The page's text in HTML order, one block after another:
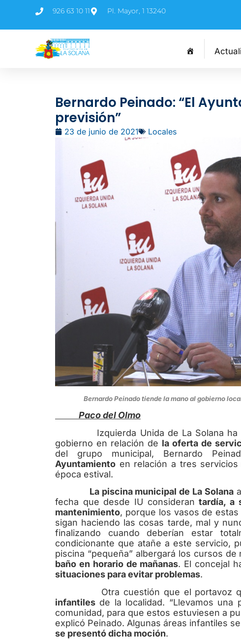
926 63 10 11 Pl. Mayor, 1 13240
Bernardo Peinado: “El
previsión”
23 de junio de 2021 Locales
Bernardo Peinado tiende la mano al gobierno
Paco del Olmo
Izquierda Unida de La Solana ha
gobierno en relación de la oferta de
del grupo municipal, Bernardo
Ayuntamiento en relación a tres
época estival.
La piscina municipal de La Solana
fecha que desde IU considerantardía, a
mantenimiento, porque los vasos de
sigan haciendo las cosas tarde, mal y
finalizando cuando deberían estar
condicionante que atañe a este servicio,
piscina “pequeña” albergará los cursos
baño en horario de mañanas. El concejal
situaciones para evitar problemas.
Otra cuestión que el portavoz
infantiles de la localidad. “Llevamos
comunidad, para que estos estuviesen a
explicó Peinado. Algunas áreas infantiles
se presentó dicha moción.